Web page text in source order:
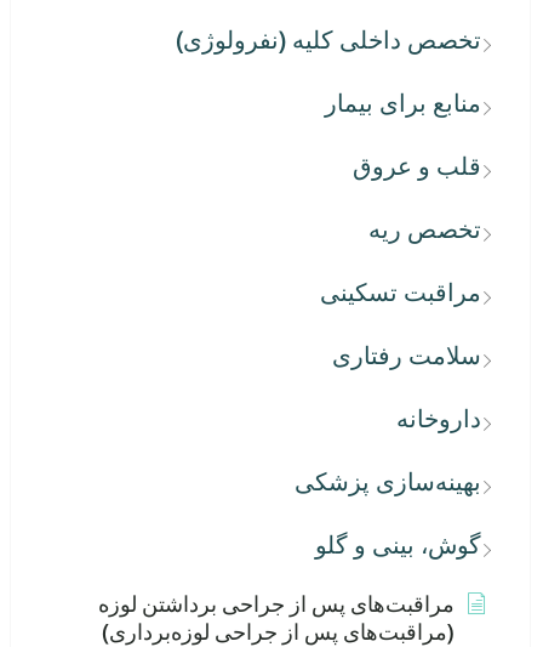
تخصص داخلی کلیه (نفرولوژی)
منابع برای بیمار
قلب و عروق
تخصص ریه
مراقبت تسکینی
سلامت رفتاری
داروخانه
بهینه‌سازی پزشکی
گوش، بینی و گلو
مراقبت‌های پس از جراحی برداشتن لوزه
(مراقبت‌های پس از جراحی لوزه‌برداری)